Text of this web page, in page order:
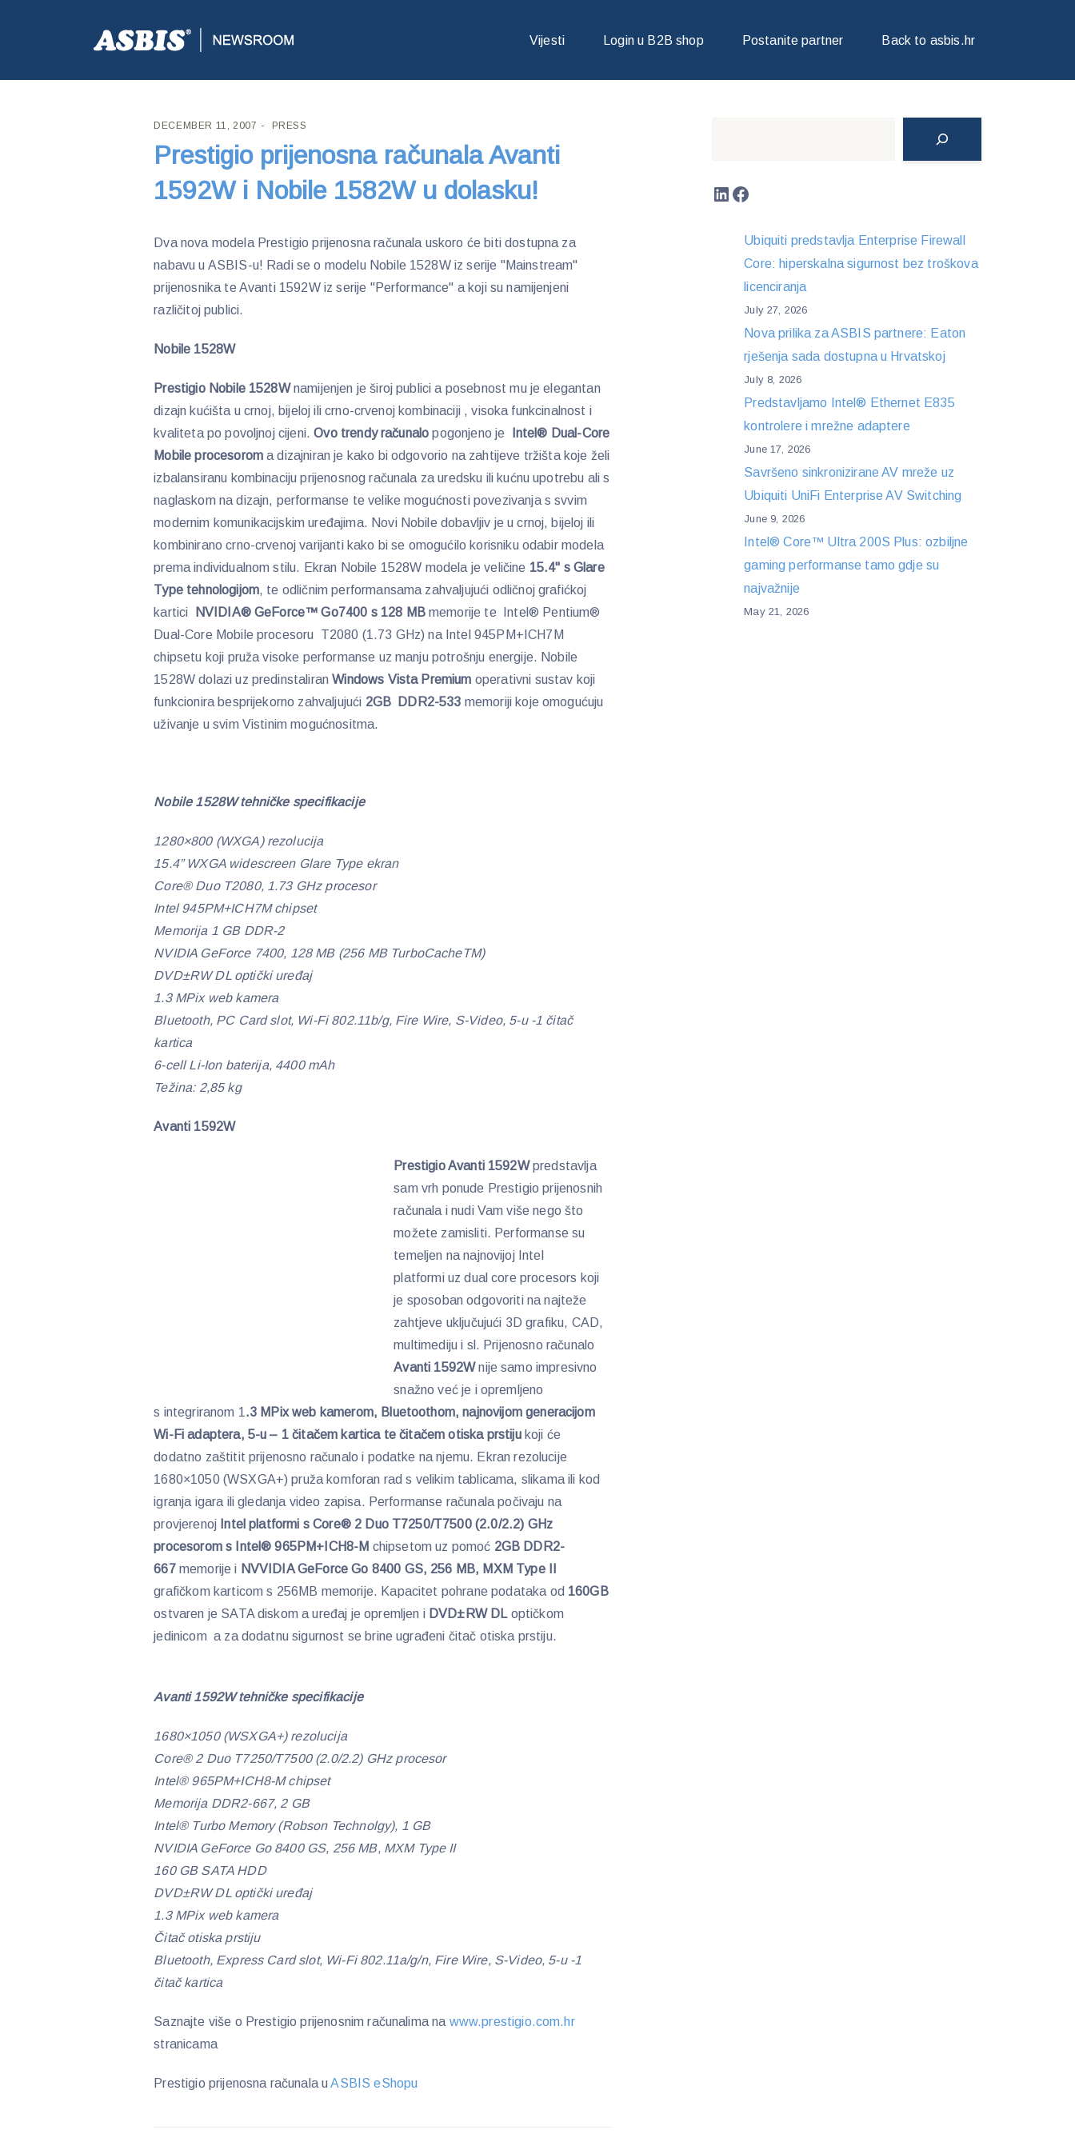
Vijesti Login u B2B shop Postanite partner Back to asbis.hr
ASBIS CROATIA>PRESS> PRESTIGIO PRIJENOSNA RAČUNALA AVANTI 1592W I NOBILE 1582W U DOLASKU!
DECEMBER 11, 2007 PRESS
Prestigio prijenosna računala Avanti
1592W i Nobile 1582W u dolasku!
Dva nova modela Prestigio prijenosna računala uskoro će biti dostupna za
nabavu u ASBIS-u! Radi se o modelu Nobile 1528W iz serije "Mainstream"
prijenosnika te Avanti 1592W iz serije "Performance" a koji su namijenjeni
različitoj publici.
Nobile 1528W
Prestigio Nobile 1528Wnamijenjen je široj publici a posebnost mu je elegantan
dizajn kućišta u crnoj, bijeloj ili crno-crvenoj kombinaciji , visoka funkcinalnost i
kvaliteta po povoljnoj cijeni.Ovo trendy računalopogonjeno je
Intel® Dual-Core
Mobile procesorom a dizajniran je kako bi odgovorio na zahtijeve tržišta koje želi
izbalansiranu kombinaciju prijenosnog računala za uredsku ili kućnu upotrebu ali s
naglaskom na dizajn, performanse te velike mogućnosti povezivanja s svvim
modernim komunikacijskim uređajima. Novi Nobile dobavljiv je u crnoj, bijeloj ili
kombinirano crno-crvenoj varijanti kako bi se omogućilo korisniku odabir modela
prema individualnom stilu. Ekran Nobile 1528W modela je veličine 15.4" s Glare
Type tehnologijom, te odličnim performansama zahvaljujući odličnoj grafićkoj
kartici
NVIDIA® GeForce™ Go7400 s 128 MBmemorije te Intel® Pentium®
Dual-Core Mobile procesoru T2080 (1.73 GHz) na Intel 945PM+ICH7M
chipsetu koji pruža visoke performanse uz manju potrošnju energije. Nobile
1528W dolazi uz predinstaliranWindows Vista Premium operativni sustav koji
funkcionira besprijekorno zahvaljujući 2GB DDR2-533 memoriji koje omogućuju
uživanje u svim Vistinim mogućnositma.
Nobile 1528W tehničke specifikacije
1280×800 (WXGA) rezolucija
15.4” WXGA widescreen Glare Type ekran
Core® Duo T2080, 1.73 GHz procesor
Intel 945PM+ICH7M chipset
Memorija 1 GB DDR-2
NVIDIA GeForce 7400, 128 MB (256 MB TurboCacheTM)
DVD±RW DL optički uređaj
1.3 MPix web kamera
Bluetooth, PC Card slot, Wi-Fi 802.11b/g, Fire Wire, S-Video, 5-u -1 čitač
kartica
6-cell Li-Ion baterija, 4400 mAh
Težina: 2,85 kg
Avanti 1592W
Prestigio Avanti 1592Wpredstavlja
sam vrh ponude Prestigio prijenosnih
računala i nudi Vam više nego što
možete zamisliti. Performanse su
temeljen na najnovijoj Intel
platformi uz dual core procesors koji
je sposoban odgovoriti na najteže
zahtjeve uključujući 3D grafiku, CAD,
multimediju i sl. Prijenosno računalo
Avanti 1592Wnije samo impresivno
snažno već je i opremljeno
s integriranom 1 .3 MPix web kamerom, Bluetoothom, najnovijom generacijom
Wi-Fi adaptera, 5-u – 1 čitačem kartica te čitačem otiska prstijukoji će
dodatno zaštitit prijenosno računalo i podatke na njemu. Ekran rezolucije
1680×1050 (WSXGA+) pruža komforan rad s velikim tablicama, slikama ili kod
igranja igara ili gledanja video zapisa. Performanse računala počivaju na
provjerenoj Intel platformi s Core® 2 Duo T7250/T7500 (2.0/2.2) GHz
procesorom s Intel® 965PM+ICH8-M chipsetom uz pomoć 2GB DDR2-
667memorije i NVVIDIA GeForce Go 8400 GS, 256 MB, MXM Type II
grafičkom karticom s 256MB memorije. Kapacitet pohrane podataka od 160GB
ostvaren je SATA diskom a uređaj je opremljen i DVD±RW DLoptičkom
jedinicom a za dodatnu sigurnost se brine ugrađeni čitač otiska prstiju.
Avanti 1592W tehničke specifikacije
1680×1050 (WSXGA+) rezolucija
Core® 2 Duo T7250/T7500 (2.0/2.2) GHz procesor
Intel® 965PM+ICH8-M chipset
Memorija DDR2-667, 2 GB
Intel® Turbo Memory (Robson Technolgy), 1 GB
NVIDIA GeForce Go 8400 GS, 256 MB, MXM Type II
160 GB SATA HDD
DVD±RW DL optički uređaj
1.3 MPix web kamera
Čitač otiska prstiju
Bluetooth, Express Card slot, Wi-Fi 802.11a/g/n, Fire Wire, S-Video, 5-u -1
čitač kartica
Saznajte više o Prestigio prijenosnim računalima na www.prestigio.com.hr
stranicama
Prestigio prijenosna računala uASBIS eShopu
LinkedIn
Facebook
Ubiquiti predstavlja Enterprise Firewall
Core: hiperskalna sigurnost bez troškova
licenciranja
July 27, 2026
Nova prilika za ASBIS partnere: Eaton
rješenja sada dostupna u Hrvatskoj
July 8, 2026
Predstavljamo Intel® Ethernet E835
kontrolere i mrežne adaptere
June 17, 2026
Savršeno sinkronizirane AV mreže uz
Ubiquiti UniFi Enterprise AV Switching
June 9, 2026
Intel® Core™ Ultra 200S Plus: ozbiljne
gaming performanse tamo gdje su
najvažnije
May 21, 2026